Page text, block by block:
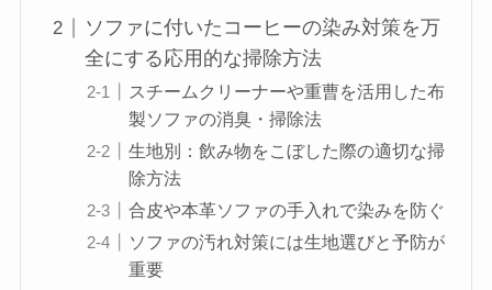
ソファに付いたコーヒーの染み対策を万
全にする応用的な掃除方法
スチームクリーナーや重曹を活用した布
製ソファの消臭・掃除法
生地別：飲み物をこぼした際の適切な掃
除方法
合皮や本革ソファの手入れで染みを防ぐ
ソファの汚れ対策には生地選びと予防が
重要